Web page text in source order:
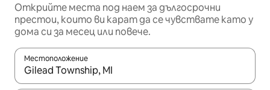
Открийте места под наем за дългосрочни
престои, които ви карат да се чувствате като у
дома си за месец или повече.
Местоположение
Когато резултатите се покажат, използвайте